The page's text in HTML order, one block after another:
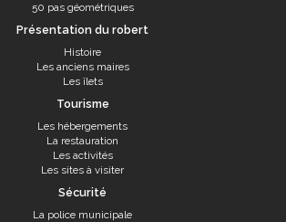
50 pas géométriques
Présentation du robert
Histoire
Les anciens maires
Les îlets
Tourisme
Les hébergements
La restauration
Les activités
Les sites à visiter
Sécurité
La police municipale